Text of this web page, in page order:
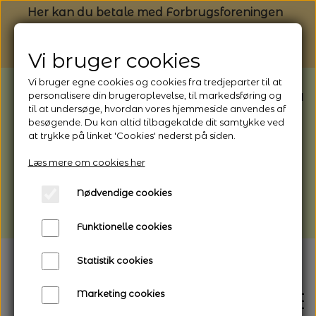
Her kan du betale med Forbrugsforeningen
BEMÆRK: Butikken har ferielukket* fra
1/8 - 9/8 - 2026
*Webshoppen er åben og sender hele
afhentning
Vi gør opmærksom på, at der kan være lidt
længere leveringstid
Vi bruger cookies
Vi bruger egne cookies og cookies fra tredjeparter til at
personalisere din brugeroplevelse, til markedsføring og
til at undersøge, hvordan vores hjemmeside anvendes af
besøgende. Du kan altid tilbagekalde dit samtykke ved
at trykke på linket 'Cookies' nederst på siden.
Læs mere om cookies her
Nødvendige cookies
Funktionelle cookies
Statistik cookies
Marketing cookies